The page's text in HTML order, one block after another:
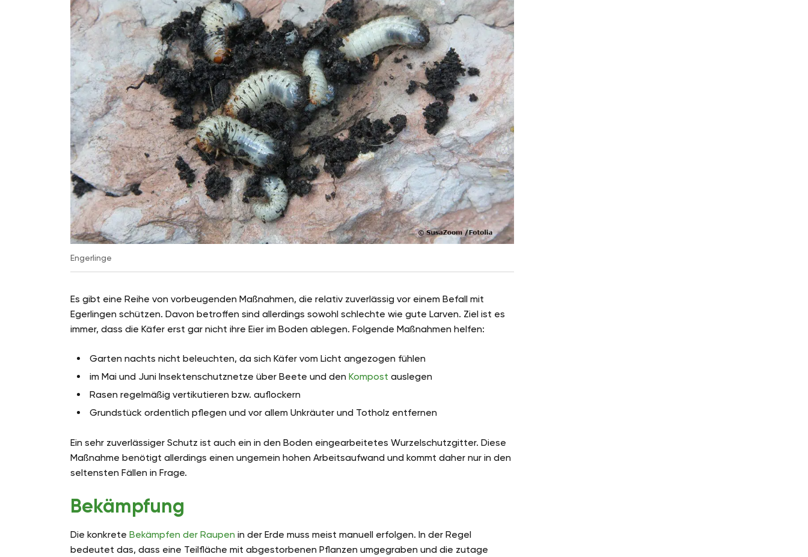
Engerlinge
Es gibt eine Reihe von vorbeugenden Maßnahmen, die relativ zuverlässig vor einem Befall mit
Egerlingen schützen. Davon betroffen sind allerdings sowohl schlechte wie gute Larven. Ziel ist es
immer, dass die Käfer erst gar nicht ihre Eier im Boden ablegen. Folgende Maßnahmen helfen:
Garten nachts nicht beleuchten, da sich Käfer vom Licht angezogen fühlen
im Mai und Juni Insektenschutznetze über Beete und den Kompost auslegen
Rasen regelmäßig vertikutieren bzw. auflockern
Grundstück ordentlich pflegen und vor allem Unkräuter und Totholz entfernen
Ein sehr zuverlässiger Schutz ist auch ein in den Boden eingearbeitetes Wurzelschutzgitter. Diese
Maßnahme benötigt allerdings einen ungemein hohen Arbeitsaufwand und kommt daher nur in den
seltensten Fällen in Frage.
Bekämpfung
Die konkrete Bekämpfen der Raupen in der Erde muss meist manuell erfolgen. In der Regel
bedeutet das, dass eine Teilfläche mit abgestorbenen Pflanzen umgegraben und die zutage